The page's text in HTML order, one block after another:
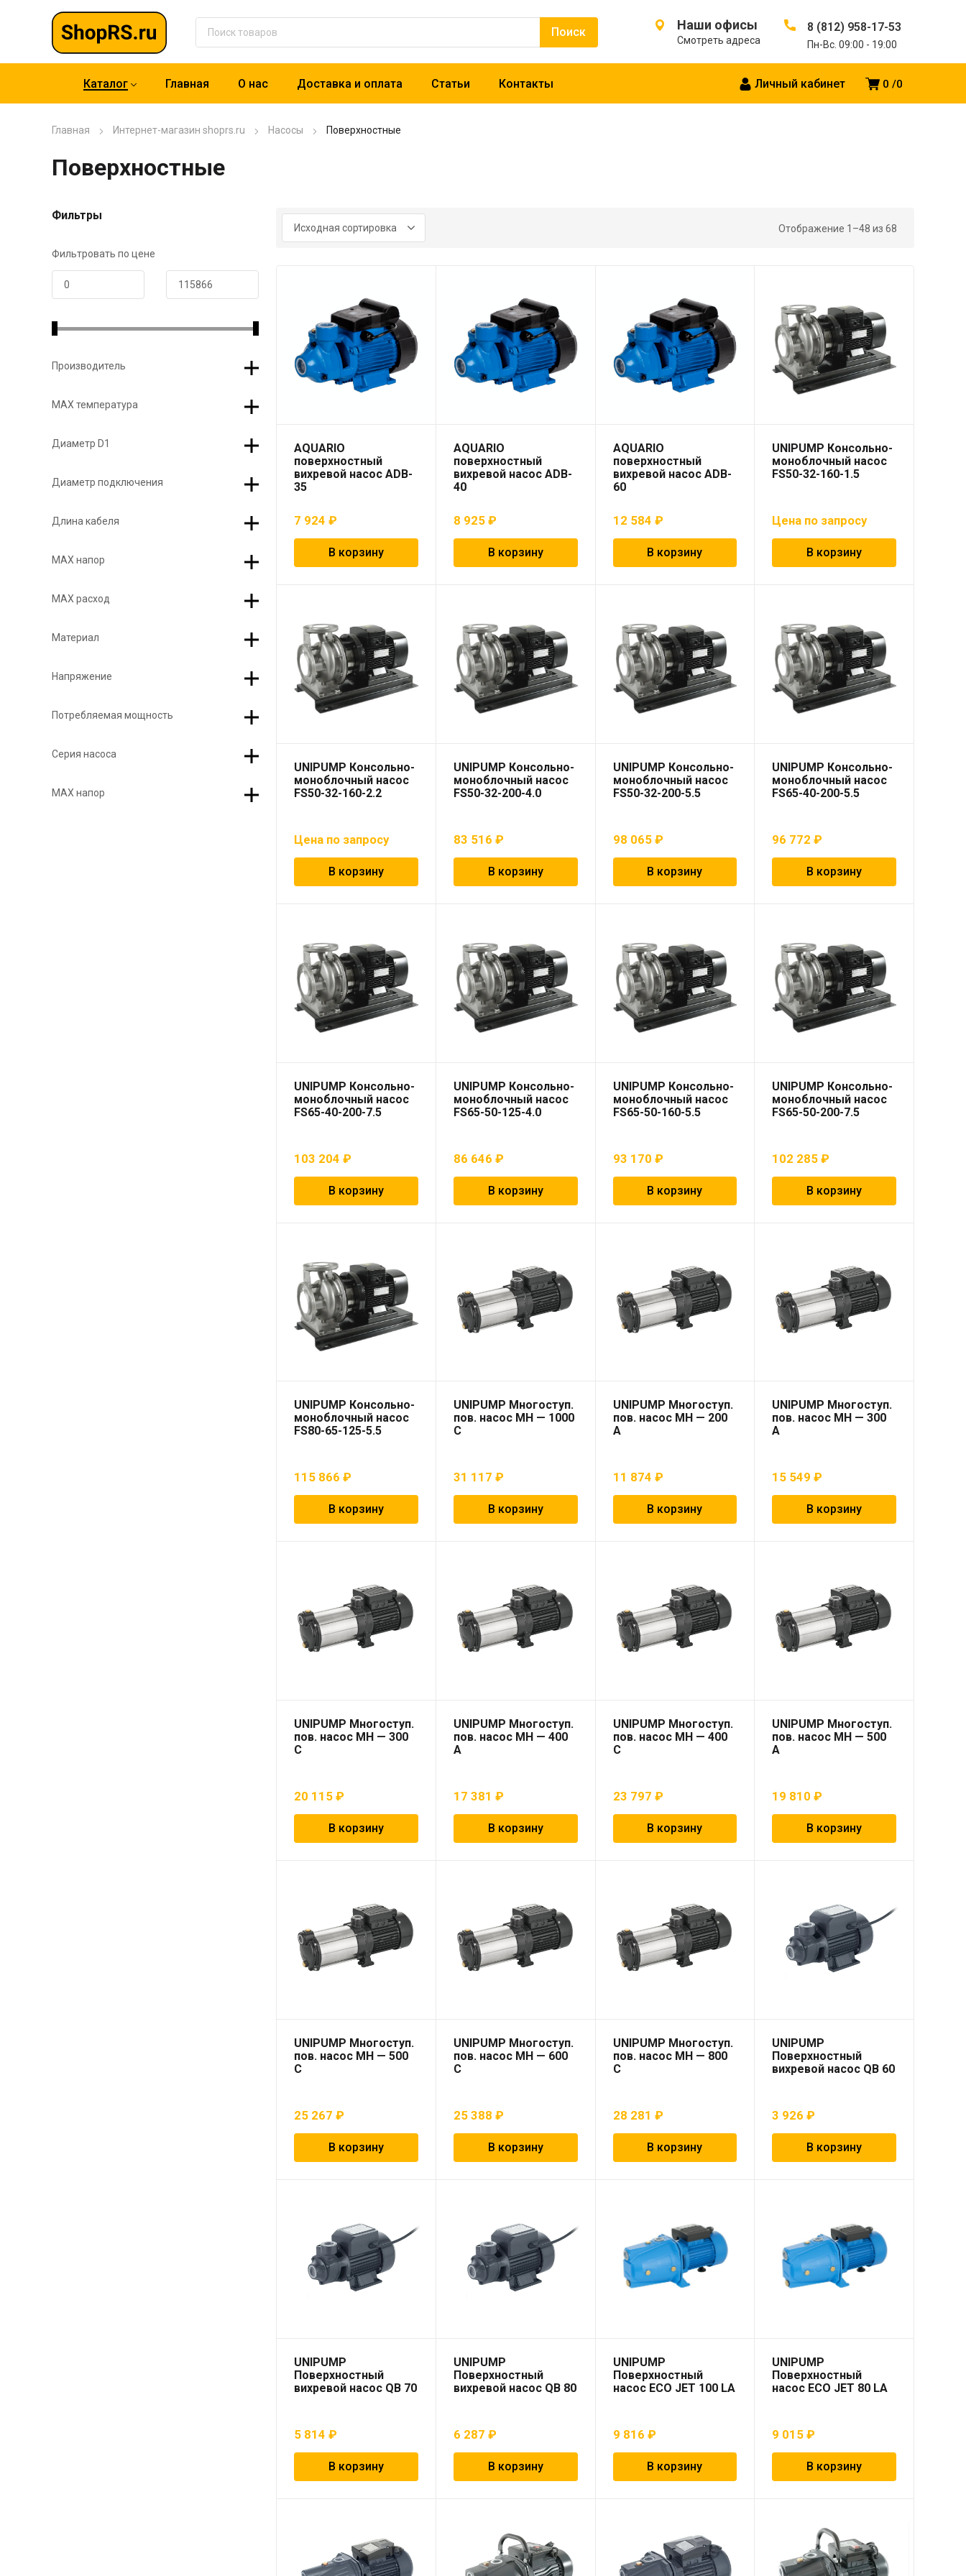
Наши офисы
Смотреть адреса
8 (812) 958-17-53
Пн-Вс. 09:00 - 19:00
0 0
Личный кабинет
Каталог Главная О нас Доставка и оплата Статьи Контакты
Главная Интернет-магазин shoprs.ru Насосы Поверхностные
Поверхностные
Фильтры
Фильтровать по цене
Производитель
МАХ температура
Диаметр D1
Диаметр подключения
Длина кабеля
МАХ напор
МАХ расход
Материал
Напряжение
Потребляемая мощность
Серия насоса
МAX напор
Отображение 1–48 из 68
AQUARIO
поверхностный
вихревой насос ADB-
35
7 924 ₽
В корзину
AQUARIO
поверхностный
вихревой насос ADB-
40
8 925 ₽
В корзину
AQUARIO
поверхностный
вихревой насос ADB-
60
12 584 ₽
В корзину
UNIPUMP Консольно-
моноблочный насос
FS50-32-160-1.5
Цена по запросу
В корзину
UNIPUMP Консольно-
моноблочный насос
FS50-32-160-2.2
Цена по запросу
В корзину
UNIPUMP Консольно-
моноблочный насос
FS50-32-200-4.0
83 516 ₽
В корзину
UNIPUMP Консольно-
моноблочный насос
FS50-32-200-5.5
98 065 ₽
В корзину
UNIPUMP Консольно-
моноблочный насос
FS65-40-200-5.5
96 772₽
В корзину
UNIPUMP Консольно-
моноблочный насос
FS65-40-200-7.5
103 204 ₽
В корзину
UNIPUMP Консольно-
моноблочный насос
FS65-50-125-4.0
86 646 ₽
В корзину
UNIPUMP Консольно-
моноблочный насос
FS65-50-160-5.5
93 170 ₽
В корзину
UNIPUMP Консольно-
моноблочный насос
FS65-50-200-7.5
102 285₽
В корзину
UNIPUMP Консольно-
моноблочный насос
FS80-65-125-5.5
115 866 ₽
В корзину
UNIPUMP Многоступ.
пов. насос МН — 1000
С
31 117 ₽
В корзину
UNIPUMP Многоступ.
пов. насос МН — 200
А
11 874 ₽
В корзину
UNIPUMP Многоступ.
пов. насос МН — 300
А
15 549₽
В корзину
UNIPUMP Многоступ.
пов. насос МН — 300
С
20 115 ₽
В корзину
UNIPUMP Многоступ.
пов. насос МН — 400
А
17 381 ₽
В корзину
UNIPUMP Многоступ.
пов. насос МН — 400
С
23 797 ₽
В корзину
UNIPUMP Многоступ.
пов. насос МН — 500
А
19 810₽
В корзину
UNIPUMP Многоступ.
пов. насос МН — 500
С
25 267 ₽
В корзину
UNIPUMP Многоступ.
пов. насос МН — 600
С
25 388 ₽
В корзину
UNIPUMP Многоступ.
пов. насос МН — 800
С
28 281 ₽
В корзину
UNIPUMP
Поверхностный
вихревой насос QB 60
3 926₽
В корзину
UNIPUMP
Поверхностный
вихревой насос QB 70
5 814 ₽
В корзину
UNIPUMP
Поверхностный
вихревой насос QB 80
6 287 ₽
В корзину
UNIPUMP
Поверхностный
насос ECO JET 100 LA
9 816 ₽
В корзину
UNIPUMP
Поверхностный
насос ECO JET 80 LA
9 015₽
В корзину